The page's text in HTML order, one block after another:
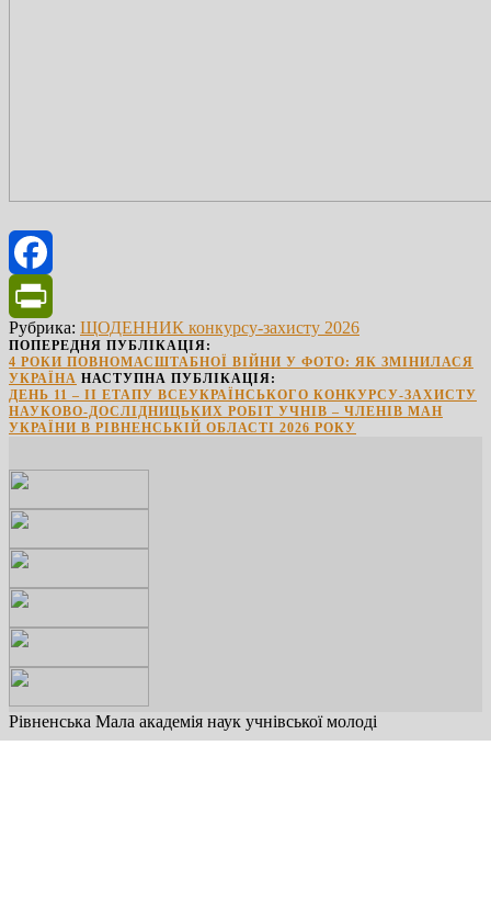
Facebook
PrintFriendly
Рубрика: ЩОДЕННИК конкурсу-захисту 2026
ПОПЕРЕДНЯ ПУБЛІКАЦІЯ:
4 РОКИ ПОВНОМАСШТАБНОЇ ВІЙНИ У ФОТО: ЯК ЗМІНИЛАСЯ
УКРАЇНА НАСТУПНА ПУБЛІКАЦІЯ:
ДЕНЬ 11 – ІІ ЕТАПУ ВСЕУКРАЇНСЬКОГО КОНКУРСУ-ЗАХИСТУ
НАУКОВО-ДОСЛІДНИЦЬКИХ РОБІТ УЧНІВ – ЧЛЕНІВ МАН
УКРАЇНИ В РІВНЕНСЬКІЙ ОБЛАСТІ 2026 РОКУ
Рівненська Мала академія наук учнівської молоді